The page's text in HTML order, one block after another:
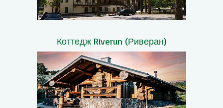
Коттедж Riverun (Риверан)